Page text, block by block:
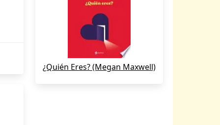
¿Quién Eres? (Megan Maxwell)